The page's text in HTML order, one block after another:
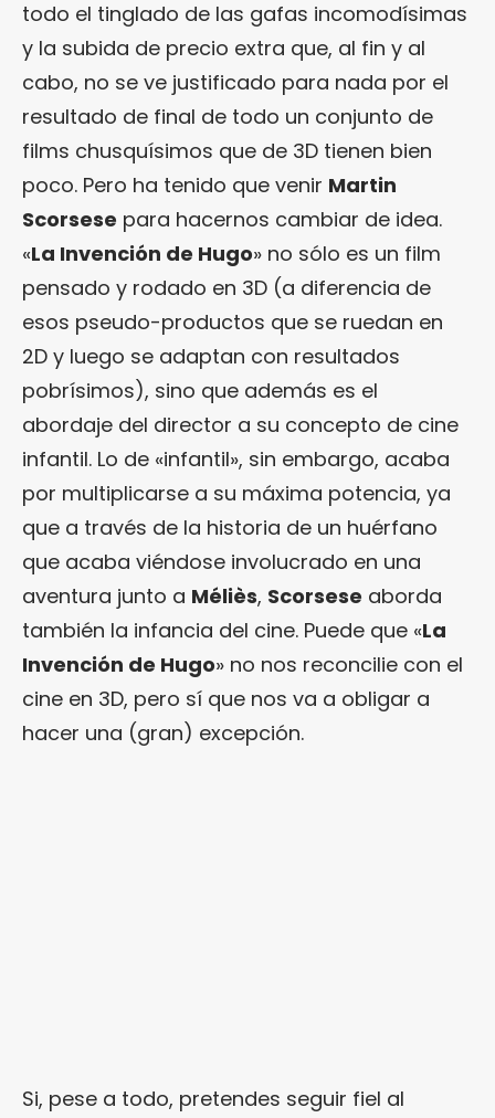
todo el tinglado de las gafas incomodísimas
y la subida de precio extra que, al fin y al
cabo, no se ve justificado para nada por el
resultado de final de todo un conjunto de
films chusquísimos que de 3D tienen bien
poco. Pero ha tenido que venir Martin
Scorsese para hacernos cambiar de idea.
«La Invención de Hugo» no sólo es un film
pensado y rodado en 3D (a diferencia de
esos pseudo-productos que se ruedan en
2D y luego se adaptan con resultados
pobrísimos), sino que además es el
abordaje del director a su concepto de cine
infantil. Lo de «infantil», sin embargo, acaba
por multiplicarse a su máxima potencia, ya
que a través de la historia de un huérfano
que acaba viéndose involucrado en una
aventura junto a Méliès, Scorsese aborda
también la infancia del cine. Puede que «La
Invención de Hugo» no nos reconcilie con el
cine en 3D, pero sí que nos va a obligar a
hacer una (gran) excepción.
Si, pese a todo, pretendes seguir fiel al